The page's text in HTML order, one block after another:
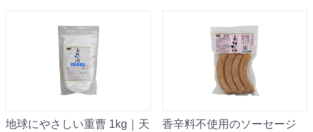
地球にやさしい重曹 1kg｜天 香辛料不使用のソーセージ